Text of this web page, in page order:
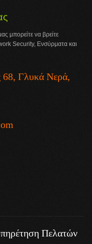
μπορείτε να βρείτε
Security, Ενσύρματα και
Γλυκά Νερά,
Πελατών